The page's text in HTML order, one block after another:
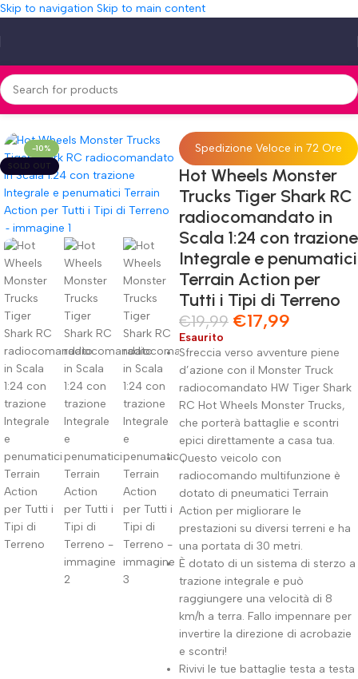
Skip to navigation Skip to main content
Integrale e penumatici Terrain Action per Tutti i Tipi di Terreno
-10%
SOLD OUT
Spedizione Veloce in 72 Ore
Hot Wheels Monster
Trucks Tiger Shark RC
radiocomandato in
Scala 1:24 con trazione
Integrale e penumatici
Terrain Action per
Tutti i Tipi di Terreno
€19,99 €17,99
Esaurito
Sfreccia verso avventure piene
d’azione con il Monster Truck
radiocomandato HW Tiger Shark
RC Hot Wheels Monster Trucks,
che porterà battaglie e scontri
epici direttamente a casa tua.
Questo veicolo con
radiocomando multifunzione è
dotato di pneumatici Terrain
Action per migliorare le
prestazioni su diversi terreni e ha
una portata di 30 metri.
È dotato di un sistema di sterzo a
trazione integrale e può
raggiungere una velocità di 8
km/h a terra. Fallo impennare per
invertire la direzione di acrobazie
e scontri!
Rivivi le tue battaglie testa a testa